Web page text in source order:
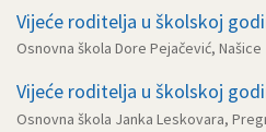
Vijeće roditelja u školskoj
Osnovna škola Dore Pejačević, Našice
Vijeće roditelja u školskoj
Osnovna škola Janka Leskovara,